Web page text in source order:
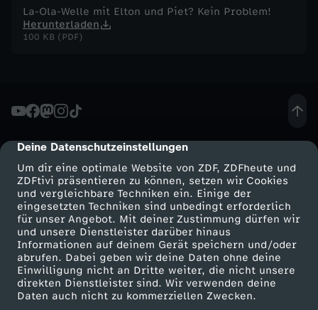
cmp-dialog-description
Deine Datenschutzeinstellungen
Um dir eine optimale Website von ZDF, ZDFheute und
ZDFtivi präsentieren zu können, setzen wir Cookies
und vergleichbare Techniken ein. Einige der
eingesetzten Techniken sind unbedingt erforderlich
für unser Angebot. Mit deiner Zustimmung dürfen wir
und unsere Dienstleister darüber hinaus
Informationen auf deinem Gerät speichern und/oder
abrufen. Dabei geben wir deine Daten ohne deine
Einwilligung nicht an Dritte weiter, die nicht unsere
direkten Dienstleister sind. Wir verwenden deine
Daten auch nicht zu kommerziellen Zwecken.
La-Ola-Welle mit Elton und Piet? Kein Problem!
Herunterladen
100 KB (PDF)
Mehr ZDF
ZDF-Apps
Smart TV
ZDFtext
Service
ZDFmitreden
Kontakt zum ZDF
Tickets